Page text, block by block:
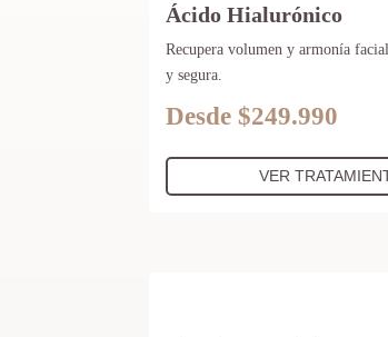
Ácido Hialurónico
Recupera volumen y armonía
y segura.
Desde $249.990
VER